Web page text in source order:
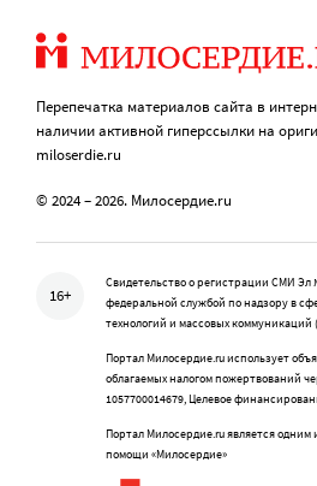
Перепечатка материалов сайта в
наличии активной гиперссылки на
miloserdie.ru
© 2024 – 2026. Милосердие.ru
16+
Свидетельство о регистрации СМИ
федеральной службой по надзору в
технологий и массовых коммуникаций
Портал Милосердие.ru использует
облагаемых налогом пожертвований
1057700014679, Целевое
Портал Милосердие.ru является
помощи «Милосердие»